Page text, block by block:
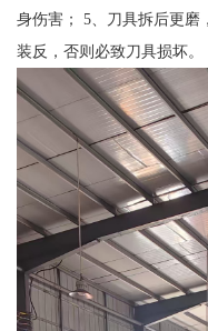
身伤害； 5、刀具拆后更磨
装反，否则必致刀具损坏。